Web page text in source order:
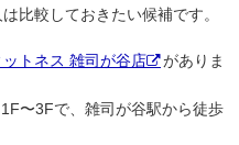
比較しておきたい候補です。
トネス 雑司が谷店
がありま
〜3Fで、雑司が谷駅から徒歩